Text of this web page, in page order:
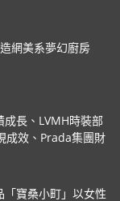
網美系夢幻廚房
成長、LVMH時裝部
成效、Prada集團財
寶桑小町」以女性